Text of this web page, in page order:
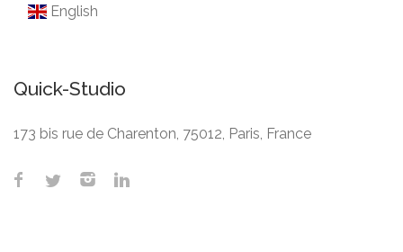
English
Quick-Studio
173 bis rue de Charenton, 75012, Paris, France